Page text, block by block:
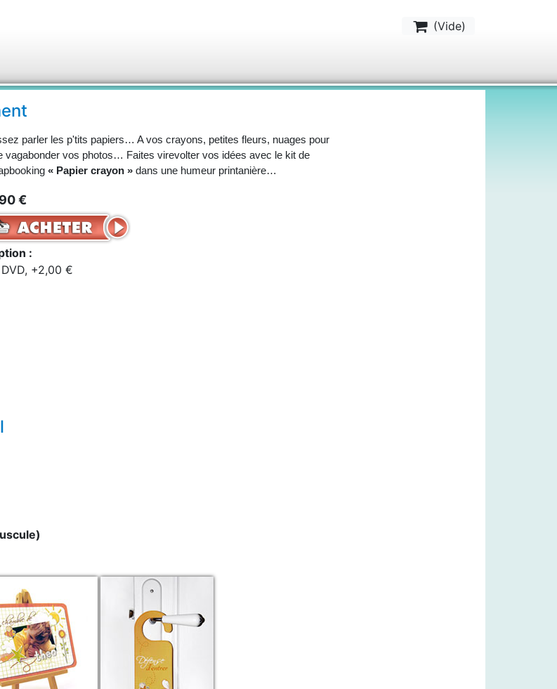
(Vide)
parler les p'tits papiers… A vos crayons, petites fleurs, nuages pour
vagabonder vos photos… Faites virevolter vos idées avec le kit de
« Papier crayon » dans une humeur printanière…
€
:
DVD, +2,00 €